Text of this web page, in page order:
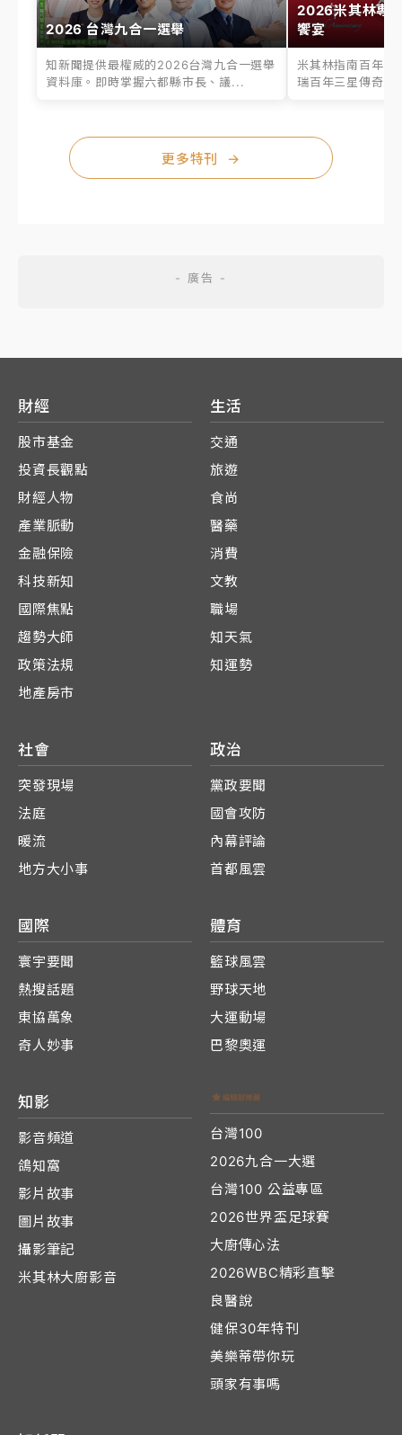
2026 台灣九合一選舉
知新聞提供最權威的2026台灣九合一選舉
資料庫。即時掌握六都縣市長、議...
2026米其林專
饗宴
米其林指南百年之
瑞百年三星傳奇、
更多特刊 →
財經
股市基金
投資長觀點
財經人物
產業脈動
金融保險
科技新知
國際焦點
趨勢大師
政策法規
地產房市
生活
交通
旅遊
食尚
醫藥
消費
文教
職場
知天氣
知運勢
社會
突發現場
法庭
暖流
地方大小事
政治
黨政要聞
國會攻防
內幕評論
首都風雲
國際
寰宇要聞
熱搜話題
東協萬象
奇人妙事
體育
籃球風雲
野球天地
大運動場
巴黎奧運
知影
影音頻道
鴿知窩
影片故事
圖片故事
攝影筆記
米其林大廚影音
台灣100
2026九合一大選
台灣100 公益專區
2026世界盃足球賽
大廚傳心法
2026WBC精彩直擊
良醫說
健保30年特刊
美樂蒂帶你玩
頭家有事嗎